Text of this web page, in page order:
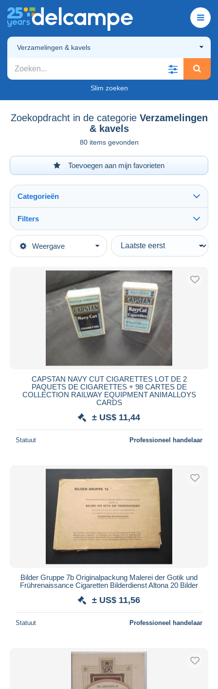
Verzamelingen & kavels
Slim zoeken
Zoekopdracht in de categorie Verzamelingen
& kavels
80 items gevonden
Toevoegen aan mijn favorieten
Weergave
Categorieën
Topcategorieën
Chromo's & afbeeldingen
Chromo
Sigaretten
Verzamelingen & kavels
Filters
Type verkopen
Actief
Vaste prijs
Veiling met biedingen
Veilingen zonder biedingen
Veilinghuizen
Eindigt binnen uren
Van US$ tot US$
Betaalmiddelen
PayPal
Bankoverschrijving
Visa
Mastercard
Bancontact
Alles deselecteren
Woonplaats van de verkoper
Wereldwijd
Toepassen
CAPSTAN NAVY CUT CIGARETTES LOT DE 2
PAQUETS DE CIGARETTES + 98 CARTES DE
COLLECTION RAILWAY EQUIPMENT ANIMALLOYS
CARDS
± US$ 11,44
Statuut Professioneel handelaar
Bilder Gruppe 7b Originalpackung Malerei der Gotik und
Frührenaissance Cigaretten Bilderdienst Altona 20 Bilder
± US$ 11,56
Statuut Professioneel handelaar